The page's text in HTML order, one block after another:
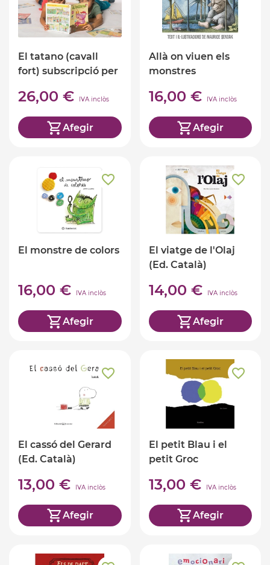
El tatano (cavall
fort) subscripció per
26,00 € IVA inclòs
Afegir
Allà on viuen els
monstres
16,00 € IVA inclòs
Afegir
El monstre de colors
16,00 € IVA inclòs
Afegir
El viatge de l'Olaj
(Ed. Català)
14,00 € IVA inclòs
Afegir
El cassó del Gerard
(Ed. Català)
13,00 € IVA inclòs
Afegir
El petit Blau i el
petit Groc
13,00 € IVA inclòs
Afegir